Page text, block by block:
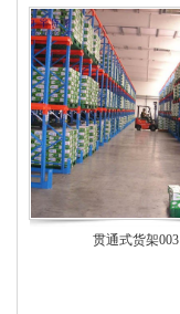
贯通式货架003